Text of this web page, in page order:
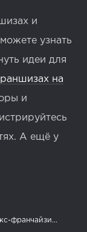
и
узнать
идеи для
на
и
А ещё у
франчайзи...